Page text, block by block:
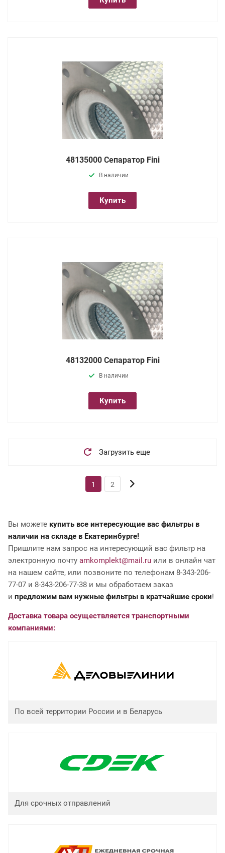
48135000 Сепаратор Fini
В наличии
Купить
48132000 Сепаратор Fini
В наличии
Купить
Загрузить еще
1 2
Вы можете купить все интересующие вас фильтры в
наличии на складе в Екатеринбурге!
Пришлите нам запрос на интересующий вас фильтр на
электронную почту amkomplekt@mail.ru или в онлайн чат
на нашем сайте, или позвоните по телефонам 8-343-206-
77-07 и 8-343-206-77-38 и мы обработаем заказ
и предложим вам нужные фильтры в кратчайшие сроки!
Доставка товара осуществляется транспортными
компаниями:
По всей территории России и в Беларусь
Для срочных отправлений